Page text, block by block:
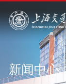
新闻中心